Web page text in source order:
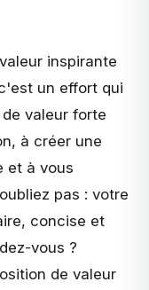
inspirante
un effort qui
valeur forte
à créer une
et à vous
pas : votre
concise et
vous ?
de valeur